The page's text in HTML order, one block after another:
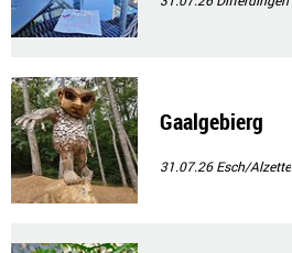
Gaalgebierg
31.07.26Esch/Alzette